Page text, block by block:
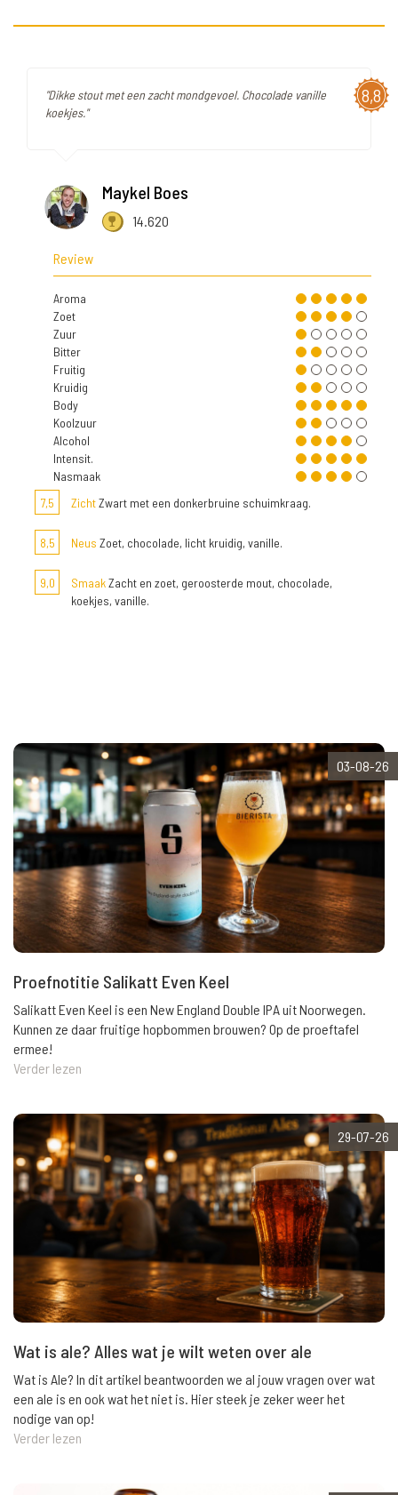
8,8
"Dikke stout met een zacht mondgevoel. Chocolade vanille
koekjes."
Maykel Boes
14.620
Review
Aroma
Zoet
Zuur
Bitter
Fruitig
Kruidig
Body
Koolzuur
Alcohol
Intensit.
Nasmaak
7,5
ZichtZwart met een donkerbruine schuimkraag.
8,5 Neus Zoet, chocolade, licht kruidig, vanille.
9,0 SmaakZacht en zoet, geroosterde mout, chocolade,
koekjes, vanille.
03-08-26
Proefnotitie Salikatt Even Keel
Salikatt Even Keel is een New England Double IPA uit Noorwegen.
Kunnen ze daar fruitige hopbommen brouwen? Op de proeftafel
ermee!
Verder lezen
29-07-26
Wat is ale? Alles wat je wilt weten over ale
Wat is Ale? In dit artikel beantwoorden we al jouw vragen over wat
een ale is en ook wat het niet is. Hier steek je zeker weer het
nodige van op!
Verder lezen